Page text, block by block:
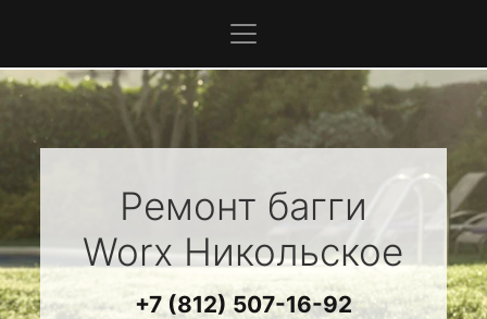
Ремонт багги
WorxНикольское
+7 (812) 507-16-92